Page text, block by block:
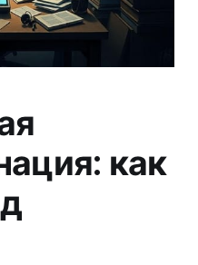
как